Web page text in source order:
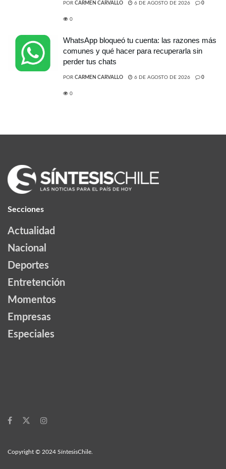
POR CARMEN CARVALLO 6 DE AGOSTO DE 2026 0
0
WhatsApp bloqueó tu cuenta: las razones más
comunes y qué hacer para recuperarla sin
perder tus chats
POR CARMEN CARVALLO 6 DE AGOSTO DE 2026 0
0
Secciones
Actualidad
Nacional
Deportes
Entretención
Momentos
Empresas
Especiales
Copyright © 2024 SíntesisChile.